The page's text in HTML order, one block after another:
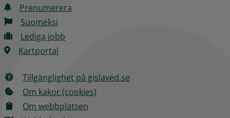
Prenumerera
Suomeksi
Lediga jobb
Kartportal
Tillgänglighet på gislaved.se
Om kakor (cookies)
Om webbplatsen